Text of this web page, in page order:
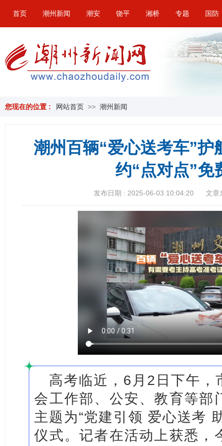
首页 潮州新闻 潮安 饶平 湘桥 专题 国防
您现在的位置 : 网站首页 >> 潮州新闻
潮州百辆“爱心送考车”护
约“点对点”免
发布日期 : 2025-06-03 10:04:20 文章
高考临近，6月2日下午，
会工作部、公安、教育等部
主题为“党建引领 爱心送考
仪式。记者在活动上获悉，